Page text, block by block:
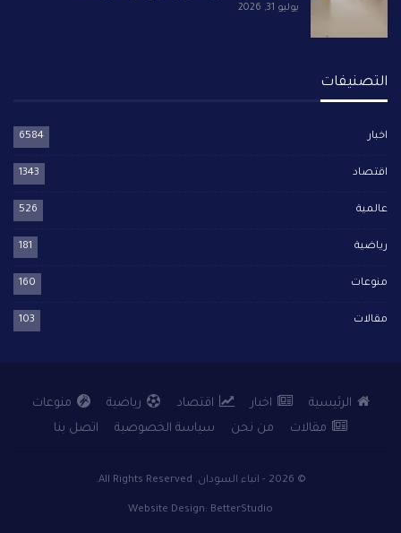
يوليو 31, 2026
التصنيفات
اخبار 6584
اقتصاد 1343
عالمية 526
رياضية 181
منوعات 160
مقالات 103
الرئيسية اخبار اقتصاد رياضية
منوعات
مقالات
من نحن سياسة الخصوصية اتصل بنا
© 2026 - انباء السودان. All Rights Reserved.
Website Design: BetterStudio